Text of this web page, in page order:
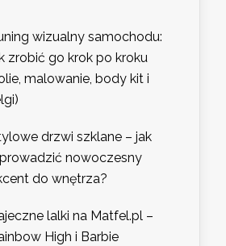
wizualny samochodu:
zrobić go krok po kroku
malowanie, body kit i
drzwi szklane – jak
nowoczesny
do wnętrza?
lalki na Matfel.pl –
High i Barbie